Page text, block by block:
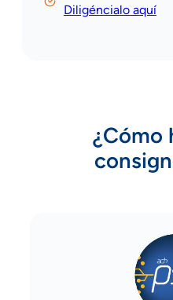
Diligéncialo aquí
¿Cómo